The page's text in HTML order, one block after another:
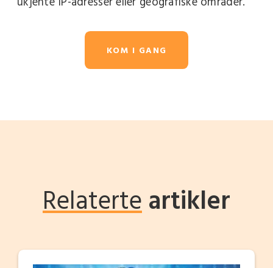
KOM I GANG
Relaterte artikler